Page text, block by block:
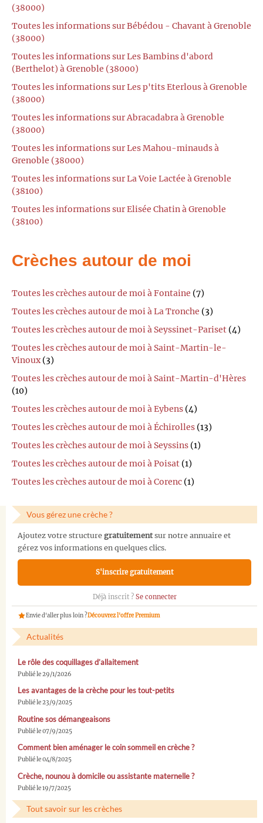
(38000)
Toutes les informations sur Bébédou - Chavant à Grenoble
(38000)
Toutes les informations sur Les Bambins d'abord
(Berthelot) à Grenoble (38000)
Toutes les informations sur Les p'tits Eterlous à Grenoble
(38000)
Toutes les informations sur Abracadabra à Grenoble
(38000)
Toutes les informations sur Les Mahou-minauds à
Grenoble (38000)
Toutes les informations sur La Voie Lactée à Grenoble
(38100)
Toutes les informations sur Elisée Chatin à Grenoble
(38100)
Crèches autour de moi
Toutes les crèches autour de moi à Fontaine (7)
Toutes les crèches autour de moi à La Tronche (3)
Toutes les crèches autour de moi à Seyssinet-Pariset (4)
Toutes les crèches autour de moi à Saint-Martin-le-
Vinoux(3)
Toutes les crèches autour de moi à Saint-Martin-d'Hères
(10)
Toutes les crèches autour de moi à Eybens (4)
Toutes les crèches autour de moi à Échirolles (13)
Toutes les crèches autour de moi à Seyssins (1)
Toutes les crèches autour de moi à Poisat (1)
Toutes les crèches autour de moi à Corenc (1)
Vous gérez une crèche ?
Ajoutez votre structure gratuitementsur notre annuaire et
gérez vos informations en quelques clics.
S'inscrire gratuitement
Déjà inscrit ? Se connecter
Envie d'aller plus loin ?Découvrez l'offre Premium
Actualités
Le rôle des coquillages d’allaitement
Publié le 29/1/2026
Les avantages de la crèche pour les tout-petits
Publié le 23/9/2025
Routine sos démangeaisons
Publié le 07/9/2025
Comment bien aménager le coin sommeil en crèche ?
Publié le 04/8/2025
Crèche, nounou à domicile ou assistante maternelle ?
Publié le 19/7/2025
Tout savoir sur les crèches